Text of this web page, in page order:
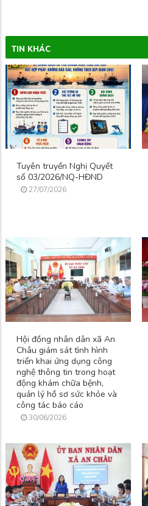
TIN KHÁC
Tuyên truyền Nghị Quyết
số 03/2026/NQ-HĐND
27/07/2026
Hội đồng nhân dân xã An
Châu giám sát tình hình
triển khai ứng dụng công
nghệ thông tin trong hoạt
động khám chữa bệnh,
quản lý hồ sơ sức khỏe và
công tác báo cáo
30/06/2026